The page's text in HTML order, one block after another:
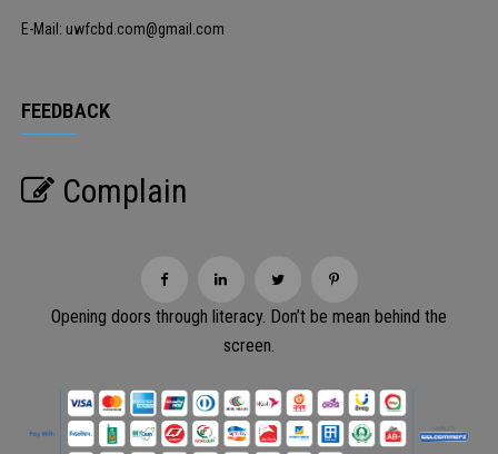
E-Mail: uwfcbd.com@gmail.com
FEEDBACK
Complain
Opening doors through literacy. Don’t be mean behind the
screen.